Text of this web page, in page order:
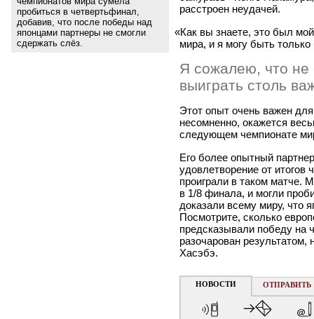
расстроен неудачей.
«Как вы знаете, это был
мира, и я могу быть
Я сожалею, что не
выиграть столь
Этот опыт очень важен
несомненно, окажется
следующем чемпионате
Его более опытный
удовлетворение от итогов
проиграли в таком матче.
в 1/8 финала, и могли
доказали всему миру, что
Посмотрите, сколько
предсказывали победу на
разочарован результатом,
Хасэбэ.
НОВОСТИ ОТПРАВИТЬ
пробиться в четвертьфинал,
добавив, что после победы над
японцами партнеры не смогли
сдержать слёз.